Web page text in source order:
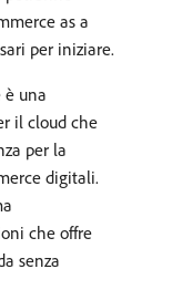
as a
per iniziare.
è una
il cloud che
per la
digitali.
che offre
senza